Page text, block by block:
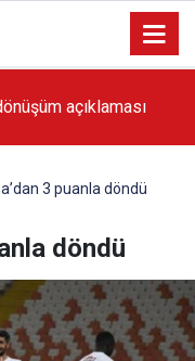
açıklaması
gerçekleştirilecek'
3 puanla döndü
döndü